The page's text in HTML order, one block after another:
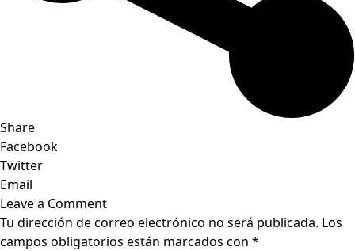
Share
Facebook
Twitter
Email
Leave a Comment
Tu dirección de correo electrónico no será publicada. Los
campos obligatorios están marcados con *